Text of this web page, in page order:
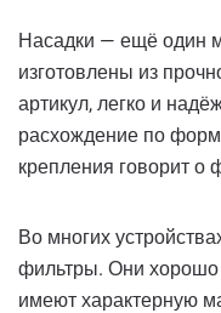
Насадки — ещё один
изготовлены из
артикул, легко и
расхождение по
крепления говорит о
Во многих
фильтры. Они хорошо
имеют характерную